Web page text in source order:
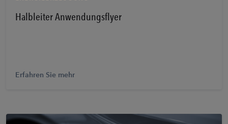
Halbleiter Anwendungsflyer
Erfahren Sie mehr